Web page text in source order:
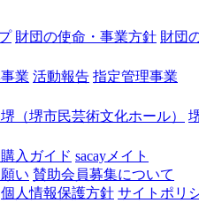
財団の使命・事業方針 財団
業 活動報告 指定管理事業
（堺市民芸術文化ホール）
入ガイド sacayメイト
い 賛助会員募集について
個人情報保護方針 サイトポリ